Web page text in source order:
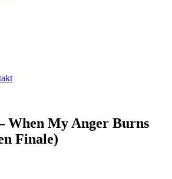
When My Anger Burns
Finale)